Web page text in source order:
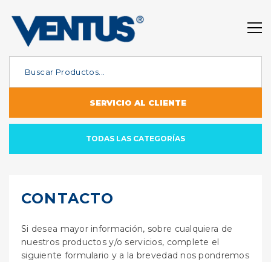
SERVICIO AL CLIENTE
TODAS LAS CATEGORÍAS
CONTACTO
Si desea mayor información, sobre cualquiera de
nuestros productos y/o servicios, complete el
siguiente formulario y a la brevedad nos pondremos